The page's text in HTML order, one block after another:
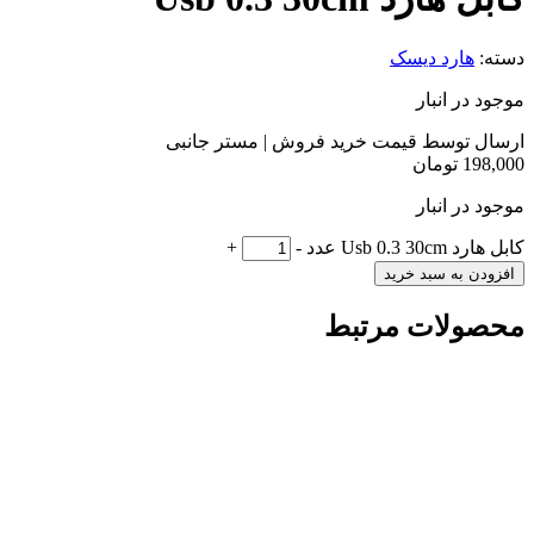
دسته: هارد دیسک
موجود در انبار
ارسال توسط قیمت خرید فروش | مستر جانبی
198,000 تومان
موجود در انبار
کابل هارد Usb 0.3 30cm عدد -
+
افزودن به سبد خرید
محصولات مرتبط